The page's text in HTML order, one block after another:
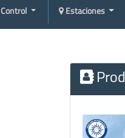
Control Estaciones